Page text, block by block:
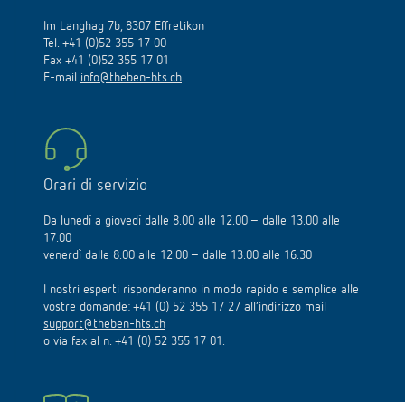
Im Langhag 7b, 8307 Effretikon
Tel. +41 (0)52 355 17 00
Fax +41 (0)52 355 17 01
E-mail info@theben-hts.ch
Orari di servizio
Da lunedì a giovedì dalle 8.00 alle 12.00 – dalle 13.00 alle
17.00
venerdì dalle 8.00 alle 12.00 – dalle 13.00 alle 16.30
I nostri esperti risponderanno in modo rapido e semplice alle
vostre domande: +41 (0) 52 355 17 27 all’indirizzo mail
support@theben-hts.ch
o via fax al n. +41 (0) 52 355 17 01.